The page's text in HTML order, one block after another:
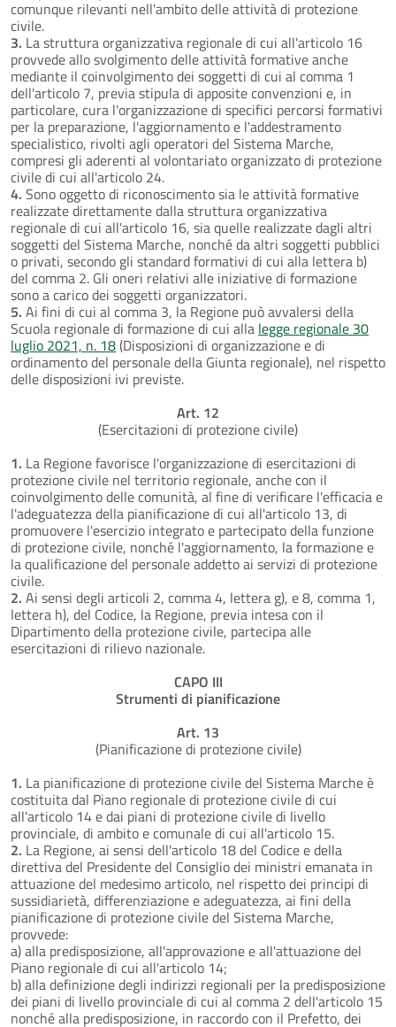
comunque rilevanti nell'ambito delle attività di protezione
civile.
3. La struttura organizzativa regionale di cui all'articolo 16
provvede allo svolgimento delle attività formative anche
mediante il coinvolgimento dei soggetti di cui al comma 1
dell'articolo 7, previa stipula di apposite convenzioni e, in
particolare, cura l'organizzazione di specifici percorsi formativi
per la preparazione, l'aggiornamento e l'addestramento
specialistico, rivolti agli operatori del Sistema Marche,
compresi gli aderenti al volontariato organizzato di protezione
civile di cui all'articolo 24.
4. Sono oggetto di riconoscimento sia le attività formative
realizzate direttamente dalla struttura organizzativa
regionale di cui all'articolo 16, sia quelle realizzate dagli altri
soggetti del Sistema Marche, nonché da altri soggetti pubblici
o privati, secondo gli standard formativi di cui alla lettera b)
del comma 2. Gli oneri relativi alle iniziative di formazione
sono a carico dei soggetti organizzatori.
5. Ai fini di cui al comma 3, la Regione può avvalersi della
Scuola regionale di formazione di cui alla legge regionale 30
luglio 2021, n. 18(Disposizioni di organizzazione e di
ordinamento del personale della Giunta regionale), nel rispetto
delle disposizioni ivi previste.
Art. 12
(Esercitazioni di protezione civile)
1. La Regione favorisce l'organizzazione di esercitazioni di
protezione civile nel territorio regionale, anche con il
coinvolgimento delle comunità, al fine di verificare l'efficacia e
l'adeguatezza della pianificazione di cui all'articolo 13, di
promuovere l'esercizio integrato e partecipato della funzione
di protezione civile, nonché l'aggiornamento, la formazione e
la qualificazione del personale addetto ai servizi di protezione
civile.
2. Ai sensi degli articoli 2, comma 4, lettera g), e 8, comma 1,
lettera h), del Codice, la Regione, previa intesa con il
Dipartimento della protezione civile, partecipa alle
esercitazioni di rilievo nazionale.
CAPO III
Strumenti di pianificazione
Art. 13
(Pianificazione di protezione civile)
1. La pianificazione di protezione civile del Sistema Marche è
costituita dal Piano regionale di protezione civile di cui
all'articolo 14 e dai piani di protezione civile di livello
provinciale, di ambito e comunale di cui all'articolo 15.
2. La Regione, ai sensi dell'articolo 18 del Codice e della
direttiva del Presidente del Consiglio dei ministri emanata in
attuazione del medesimo articolo, nel rispetto dei principi di
sussidiarietà, differenziazione e adeguatezza, ai fini della
pianificazione di protezione civile del Sistema Marche,
provvede:
a) alla predisposizione, all'approvazione e all'attuazione del
Piano regionale di cui all'articolo 14;
b) alla definizione degli indirizzi regionali per la predisposizione
dei piani di livello provinciale di cui al comma 2 dell'articolo 15
nonché alla predisposizione, in raccordo con il Prefetto, dei